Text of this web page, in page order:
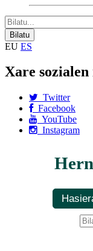
EU ES
Xare
Twitter
Facebook
YouTube
Instagram